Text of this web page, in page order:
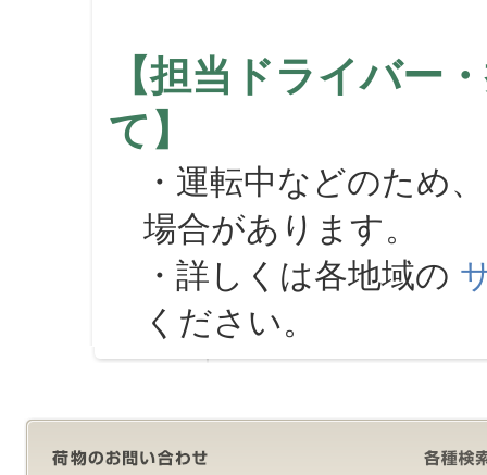
【担当ドライバー
て】
・運転中などのため
場合があります。
・詳しくは各地域の
ください。